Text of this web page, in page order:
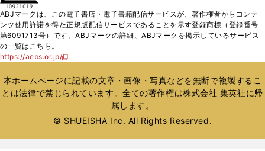
く
ド
ウ
で
ィ
ン
ド
開
く
ABJマークは、この電子書店・電子書籍配信サービスが、著作権者からコンテ
ンツ使用許諾を得た正規版配信サービスであることを示す登録商標（登録番号
第6091713号）です。ABJマークの詳細、ABJマークを掲示しているサービス
の一覧はこちら。
https://aebs.or.jp/
新
い
ウ
ィ
ウ
本ホームページに記載の文章・画像・写真などを無断で複製するこ
とは法律で禁じられています。全ての著作権は株式会社 集英社に帰
属します。
© SHUEISHA Inc. All Rights Reserved.